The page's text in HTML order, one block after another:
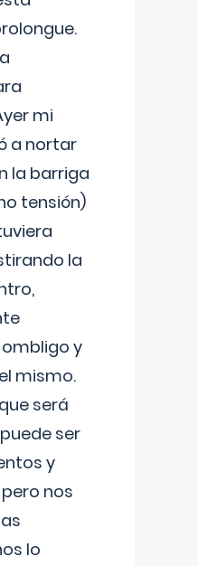
mi
a nortar
la barriga
tensión)
la
y
mismo.
será
ser
y
nos
lo